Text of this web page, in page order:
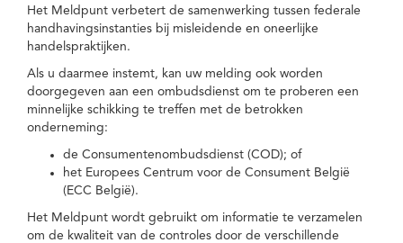
Het Meldpunt verbetert de samenwerking tussen federale
handhavingsinstanties bij misleidende en oneerlijke
handelspraktijken.
Als u daarmee instemt, kan uw melding ook worden
doorgegeven aan een ombudsdienst om te proberen een
minnelijke schikking te treffen met de betrokken
onderneming:
de Consumentenombudsdienst (COD); of
het Europees Centrum voor de Consument België
(ECC België).
Het Meldpunt wordt gebruikt om informatie te verzamelen
om de kwaliteit van de controles door de verschillende